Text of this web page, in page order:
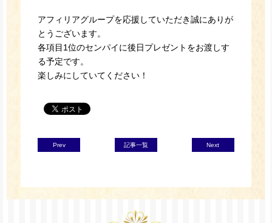
アフィリアグループを応援していただき誠にありが
とうございます。
各項目1位のセンパイに後日プレゼントをお渡しす
る予定です。
楽しみにしていてください！
Prev 記事一覧 Next